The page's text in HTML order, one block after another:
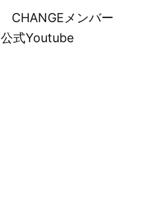
CHANGEメンバー
公式Youtube